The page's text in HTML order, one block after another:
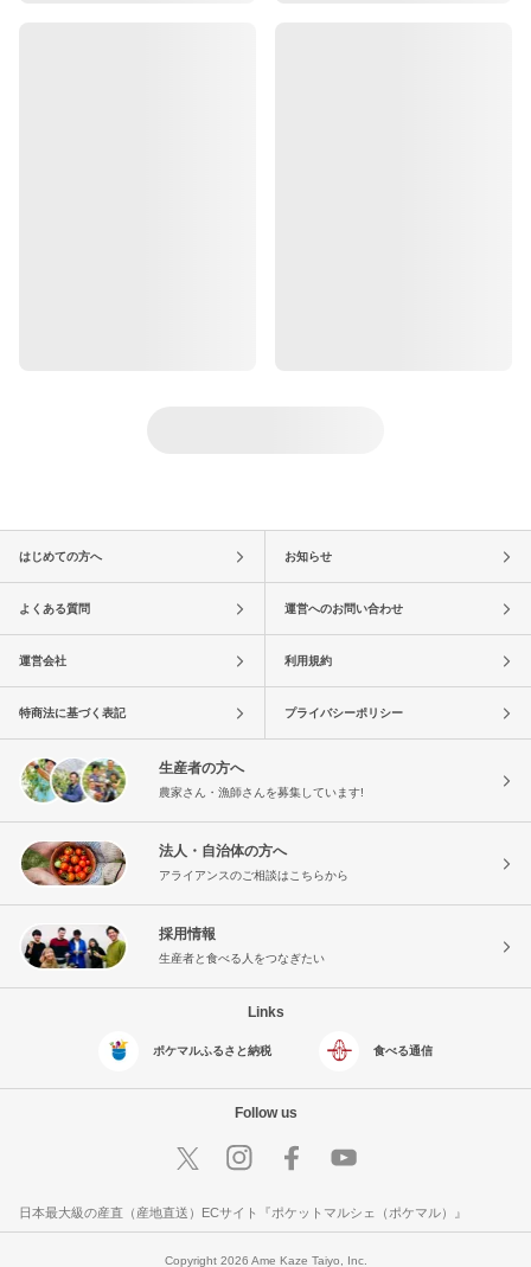
はじめての方へ お知らせ
よくある質問 運営へのお問い合わせ
運営会社 利用規約
特商法に基づく表記 プライバシーポリシー
生産者の方へ
農家さん・漁師さんを募集しています!
法人・自治体の方へ
アライアンスのご相談はこちらから
採用情報
生産者と食べる人をつなぎたい
Links
ポケマルふるさと納税 食べる通信
Follow us
日本最大級の産直（産地直送）ECサイト『ポケットマルシェ（ポケマル）』
Copyright 2026 Ame Kaze Taiyo, Inc.